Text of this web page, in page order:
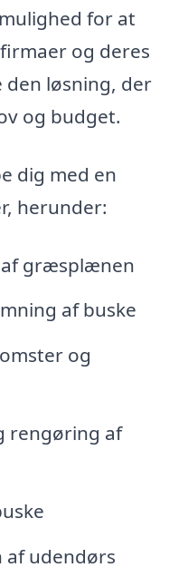
for at
og deres
den løsning, der
og budget.
dig med en
herunder:
græsplænen
af buske
og
rengøring af
af udendørs